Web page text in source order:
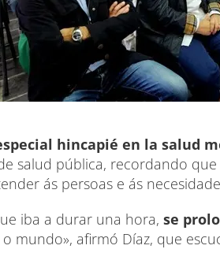
hincapié en la salud
salud pública, recordando que
ás persoas e ás
iba a durar una hora, se
mundo», afirmó Díaz, que